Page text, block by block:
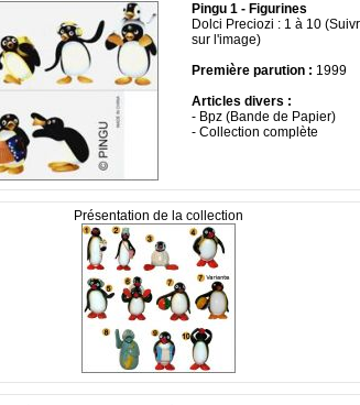
Pingu 1 - Figurines
Dolci Preciozi : 1 à 10
sur l'image)
Première parution : 1999
Articles divers :
- Bpz (Bande de Papier)
- Collection complète
Présentation de la collection